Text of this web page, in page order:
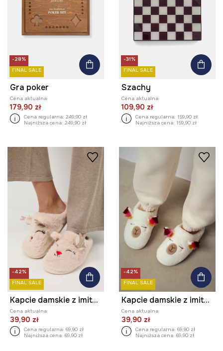
-28%
FINAL SALE
Gra poker
Cena aktualna:
179,90 zł
Cena regularna: 249,90 zł
Najniższa cena: 249,90 zł
-31%
FINAL SALE
Szachy
Cena aktualna:
109,90 zł
Cena regularna: 159,90 zł
Najniższa cena: 159,90 zł
-42%
FINAL SALE
Kapcie damskie z imitacji futerka
Cena aktualna:
39,90 zł
Cena regularna: 69,90 zł
Najniższa cena: 69,90 zł
-42%
FINAL SALE
Kapcie damskie z imitacji futerka
Cena aktualna:
39,90 zł
Cena regularna: 69,90 zł
Najniższa cena: 69,90 zł